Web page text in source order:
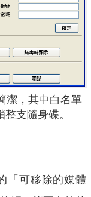
潔，其中白名單
支隨身碟。
「可移除的媒體